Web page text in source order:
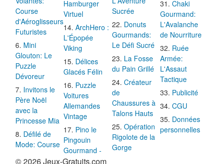
Course
d'Aéroglisseurs
Futuristes
Mini
Glouton: Le
Puzzle
Dévoreur
Invitons le
Père Noël
avec la
Princesse Mia
Défilé de
Mode: Course
Hamburger
Virtuel
ArchHero :
L'Épopée
Viking
Délices
Glacés Félin
Puzzle
Voitures
Allemandes
Vintage
Pino le
Pingouin
Gourmand -
Sucrée
Donuts
Gourmands:
Le Défi Sucré
La Fosse
du Pain Grillé
Créateur
de
Chaussures à
Talons Hauts
Opération
Rigolote de la
Gorge
Chaki
Gourmand:
L'Avalanche
de Nourriture
Ruée
Armée:
L'Assaut
Tactique
Publicité
CGU
Données
personnelles
© 2026 Jeux-Gratuits.com